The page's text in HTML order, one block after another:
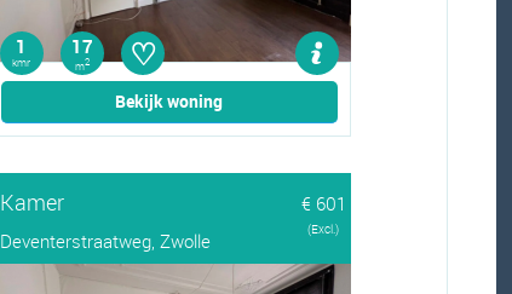
1
kmr
17
m2 ♡
Bekijk woning
Kamer
€ 601
Deventerstraatweg, Zwolle
(Excl.)